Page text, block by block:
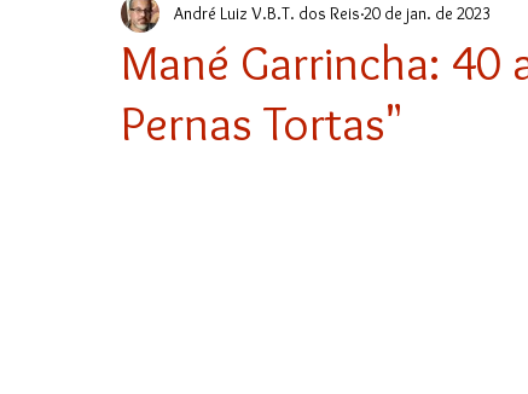
Resenhas Notícias Educação
Mané Garrincha: 40
Pernas Tortas"
André Luiz V.B.T. dos Reis 20 de jan. de 2023